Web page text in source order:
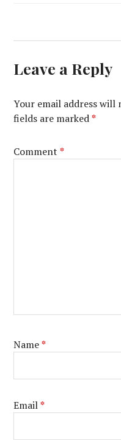
Leave a Reply
Your email address will
fields are marked*
Comment*
Name*
Email*